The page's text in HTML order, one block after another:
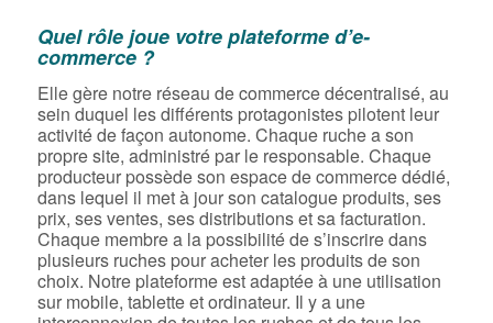
Quel rôle joue votre plateforme d’e-
commerce ?
Elle gère notre réseau de commerce décentralisé, au
sein duquel les différents protagonistes pilotent leur
activité de façon autonome. Chaque ruche a son
propre site, administré par le responsable. Chaque
producteur possède son espace de commerce dédié,
dans lequel il met à jour son catalogue produits, ses
prix, ses ventes, ses distributions et sa facturation.
Chaque membre a la possibilité de s’inscrire dans
plusieurs ruches pour acheter les produits de son
choix. Notre plateforme est adaptée à une utilisation
sur mobile, tablette et ordinateur. Il y a une